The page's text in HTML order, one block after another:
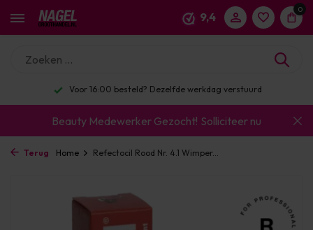
9,4
0
Voor 16:00 besteld? Dezelfde werkdag verstuurd
Beauty Medewerker Gezocht! Solliciteer nu
Terug Home Refectocil Rood Nr. 4.1 Wimper...